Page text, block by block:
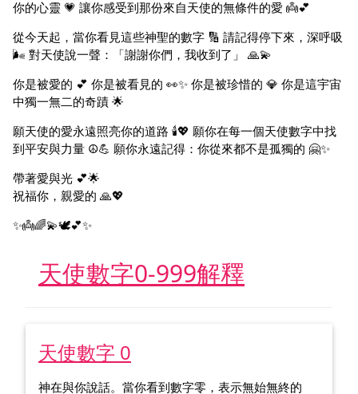
你的心靈 💗 讓你感受到那份來自天使的無條件的愛 👼💕
從今天起，當你看見這些神聖的數字 🔢 請記得停下來，深呼吸
🌬️ 對天使說一聲：「謝謝你們，我收到了」 🙏💫
你是被愛的 💕 你是被看見的 👀✨ 你是被珍惜的 💎 你是這宇宙
中獨一無二的奇蹟 🌟
願天使的愛永遠照亮你的道路 🕯️💖 願你在每一個天使數字中找
到平安與力量 ☮️💪 願你永遠記得：你從來都不是孤獨的 🤗✨
帶著愛與光 💕🌟
祝福你，親愛的 🙏💖
✨👼🌈💫🕊️💕✨
天使數字0-999解釋
天使數字 0
神在與你說話。當你看到數字零，表示無始無終的